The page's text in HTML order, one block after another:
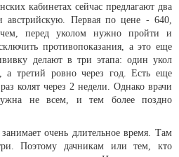
кабинетах сейчас предлагают два
австрийскую. Первая по цене - 640,
перед уколом нужно пройти и
противопоказания, а это еще
делают в три этапа: один укол
а третий ровно через год. Есть еще
колят через 2 недели. Однако врачи
не всем, и тем более поздно
очень длительное время. Там
Поэтому дачникам или тем, кто